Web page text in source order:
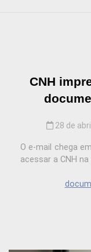
CNH
28 de
O e-mail chega
acessar a CNH